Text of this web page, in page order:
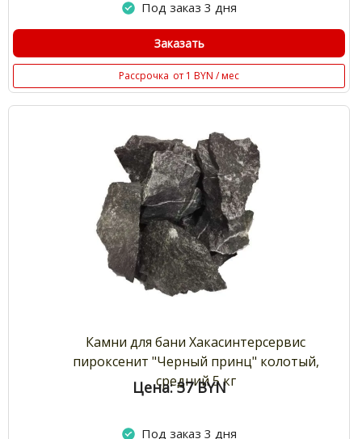
Под заказ 3 дня
Заказать
Рассрочка от 1 BYN / мес
Камни для бани Хакасинтерсервис
пироксенит "Черный принц" колотый,
средний 5 кг
Цена: 37 BYN
Под заказ 3 дня